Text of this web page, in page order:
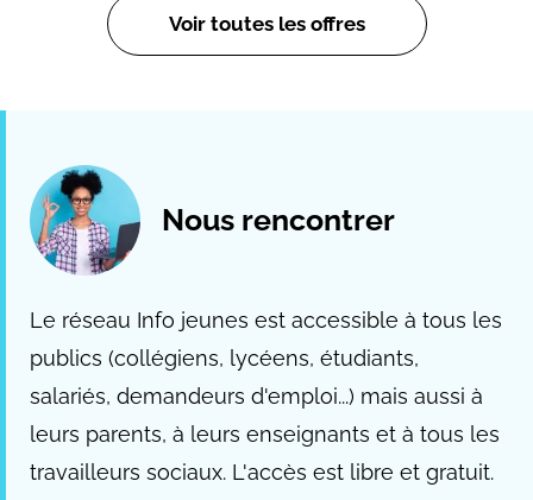
Voir toutes les offres
Nous rencontrer
Le réseau Info jeunes est accessible à tous les
publics (collégiens, lycéens, étudiants,
salariés, demandeurs d'emploi...) mais aussi à
leurs parents, à leurs enseignants et à tous les
travailleurs sociaux. L'accès est libre et gratuit.